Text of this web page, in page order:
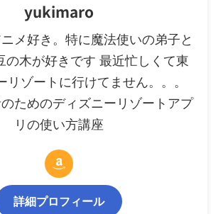
yukimaro
メ好き。特に魔法使いの弟子と
の木が好きです 最近忙しくて東
リゾートに行けてません。。。
ためのディズニーリゾートアプ
リの使い方講座
詳細プロフィール